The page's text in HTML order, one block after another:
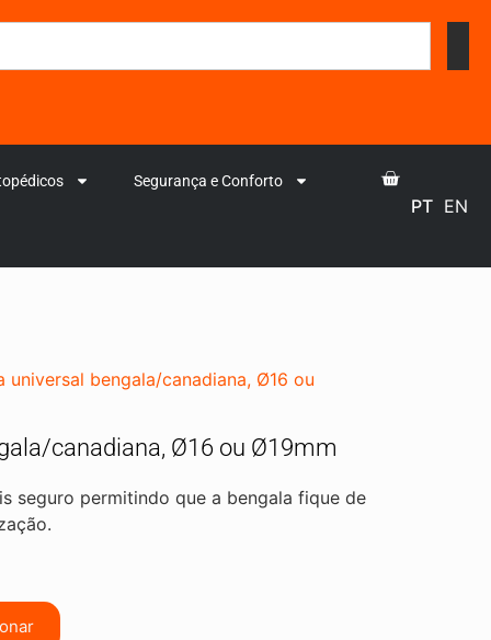
Segurança e Conforto
PT EN
bengala/canadiana, Ø16 ou
canadiana, Ø16 ou Ø19mm
seguro permitindo que a bengala fique de